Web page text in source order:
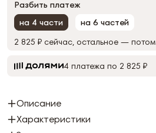
Разбить платеж
на 4 части
на 6 частей
2 825 ₽ сейчас, остальное — потом
4 платежа по 2 825 ₽
Описание
Характеристики